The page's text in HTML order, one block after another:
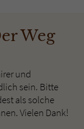
Weg
und
sein. Bitte
als solche
Vielen Dank!